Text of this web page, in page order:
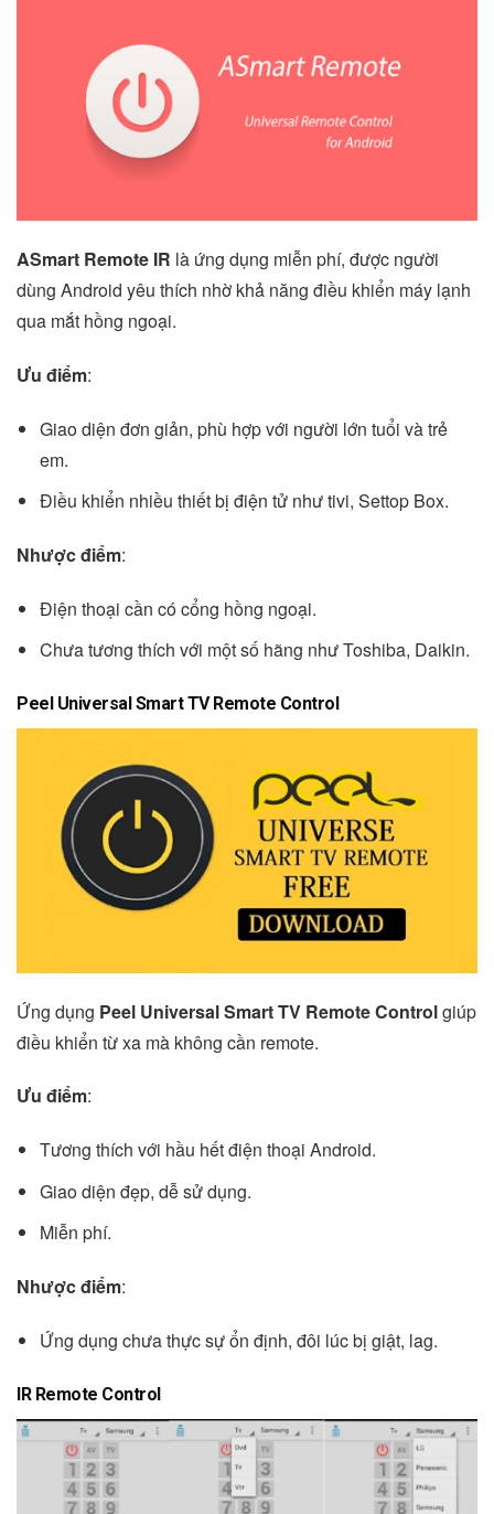
ASmart Remote IR là ứng dụng miễn phí, được người
dùng Android yêu thích nhờ khả năng điều khiển máy lạnh
qua mắt hồng ngoại.
Ưu điểm:
Giao diện đơn giản, phù hợp với người lớn tuổi và trẻ
em.
Điều khiển nhiều thiết bị điện tử như tivi, Settop Box.
Nhược điểm:
Điện thoại cần có cổng hồng ngoại.
Chưa tương thích với một số hãng như Toshiba, Daikin.
Peel Universal Smart TV Remote Control
Ứng dụng Peel Universal Smart TV Remote Controlgiúp
điều khiển từ xa mà không cần remote.
Ưu điểm:
Tương thích với hầu hết điện thoại Android.
Giao diện đẹp, dễ sử dụng.
Miễn phí.
Nhược điểm:
Ứng dụng chưa thực sự ổn định, đôi lúc bị giật, lag.
IR Remote Control